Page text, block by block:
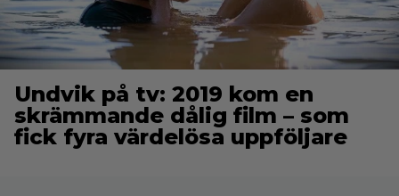
Undvik på tv: 2019 kom en
skrämmande dålig film – som
fick fyra värdelösa uppföljare